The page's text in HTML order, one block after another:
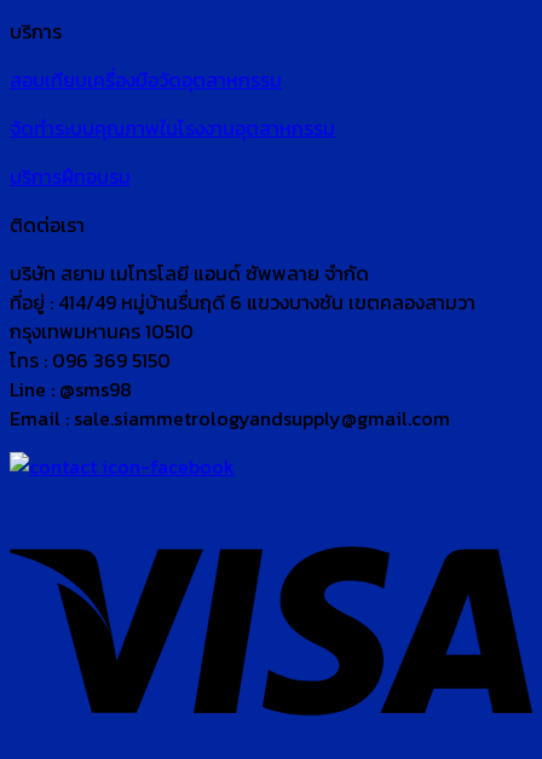
บริการ
สอบเทียบเครื่องมือวัดอุตสาหกรรม
จัดทำระบบคุณภาพในโรงงานอุตสาหกรรม
บริการฝึกอบรม
ติดต่อเรา
บริษัท สยาม เมโทรโลยี แอนด์ ซัพพลาย จำกัด
ที่อยู่ : 414/49 หมู่บ้านรื่นฤดี 6 แขวงบางชัน เขตคลองสามวา
กรุงเทพมหานคร 10510
โทร : 096 369 5150
Line : @sms98
Email : sale.siammetrologyandsupply@gmail.com